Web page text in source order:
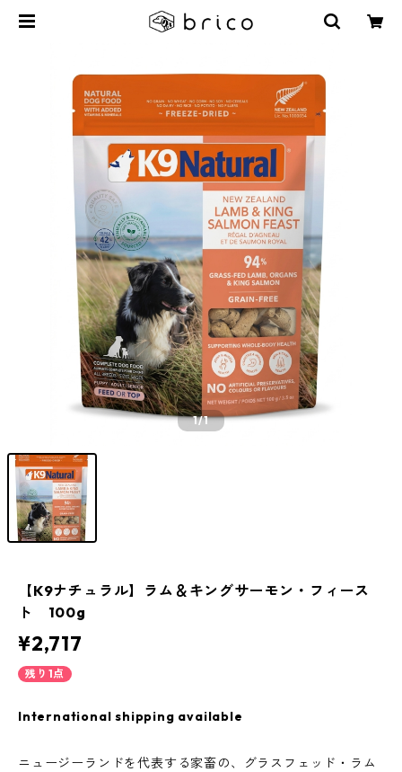
1/1
【K9ナチュラル】ラム＆キングサーモン・フィース
ト 100g
¥2,717
残り1点
International shipping available
ニュージーランドを代表する家畜の、グラスフェッド・ラム